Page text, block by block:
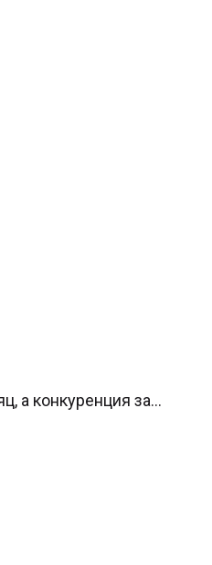
а конкуренция за...